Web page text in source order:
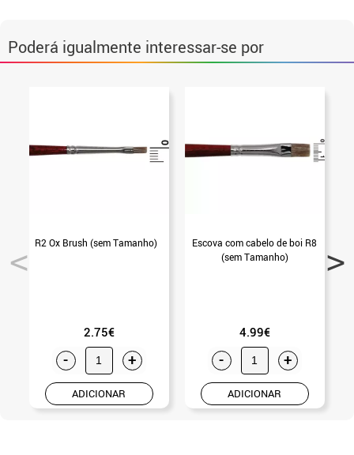
Poderá igualmente interessar-se por
R2 Ox Brush (sem Tamanho)
2.75€
- +
ADICIONAR
Escova com cabelo de boi R8
(sem Tamanho)
4.99€
- +
ADICIONAR